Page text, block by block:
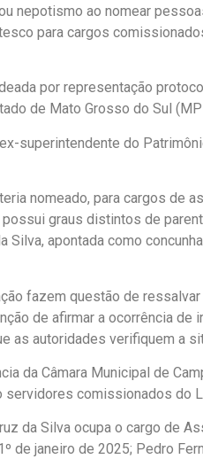
nepotismo ao nomear
para cargos
por representação
de Mato Grosso do Sul
superintendente do
nomeado, para cargos de
graus distintos de
Silva, apontada como
fazem questão de
de afirmar a ocorrência de
as autoridades verifiquem a
da Câmara Municipal de
servidores comissionados do
da Silva ocupa o cargo de
de janeiro de 2025; Pedro